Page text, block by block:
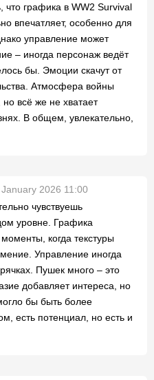
что графика в WW2 Survival
впечатляет, особенно для
управление может
– иногда персонаж ведёт
бы. Эмоции скачут от
Атмосфера войны
всё же не хватает
В общем, увлекательно,
2026 11:00
чувствуешь
уровне. Графика
когда текстуры
Управление иногда
Пушек много – это
добавляет интереса, но
бы быть более
есть потенциал, но есть и